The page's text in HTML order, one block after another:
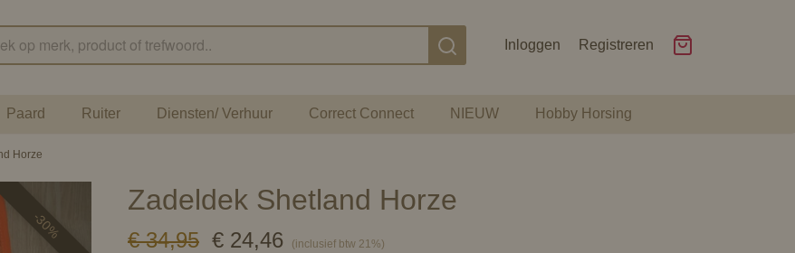
Inloggen Registreren
Paard Ruiter Diensten/ Verhuur Correct Connect NIEUW Hobby Horsing
Horze
-30%
Zadeldek Shetland Horze
€ 34,95 € 24,46 (inclusief btw 21%)